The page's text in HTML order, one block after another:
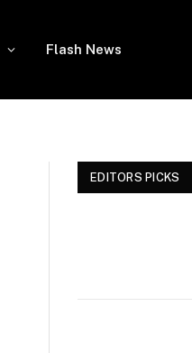
Flash News
EDITORS PICKS